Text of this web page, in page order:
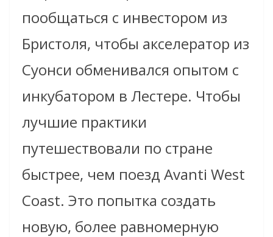
пообщаться с инвестором из
Бристоля, чтобы акселератор из
Суонси обменивался опытом с
инкубатором в Лестере. Чтобы
лучшие практики
путешествовали по стране
быстрее, чем поезд Avanti West
Coast. Это попытка создать
новую, более равномерную